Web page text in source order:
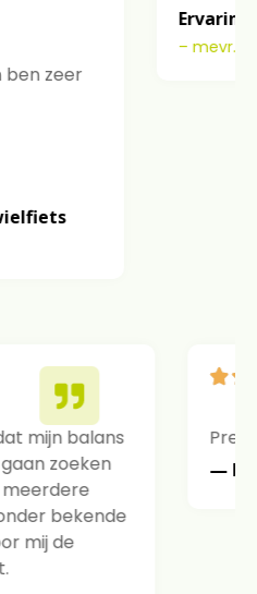
zitdriewielfiets
begeleiding.